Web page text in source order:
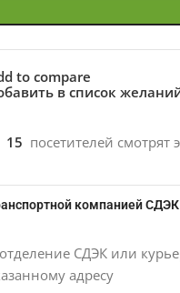
to compare
в список
15 посетителей смотрят
компанией
СДЭК или
адресу